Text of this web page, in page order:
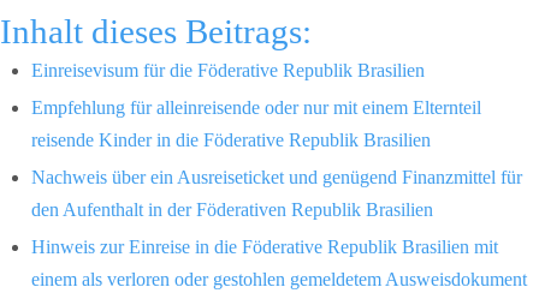
Inhalt dieses Beitrags:
Einreisevisum für die Föderative Republik Brasilien
Empfehlung für alleinreisende oder nur mit einem Elternteil
reisende Kinder in die Föderative Republik Brasilien
Nachweis über ein Ausreiseticket und genügend Finanzmittel für
den Aufenthalt in der Föderativen Republik Brasilien
Hinweis zur Einreise in die Föderative Republik Brasilien mit
einem als verloren oder gestohlen gemeldetem Ausweisdokument